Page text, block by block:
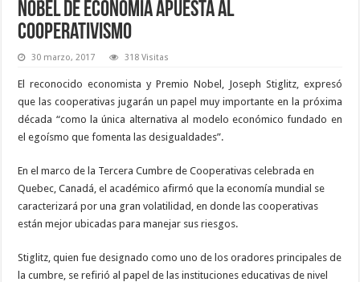
Nobel de economía apuesta al
cooperativismo
30 marzo, 2017 318 Visitas
El reconocido economista y Premio Nobel, Joseph Stiglitz, expresó
que las cooperativas jugarán un papel muy importante en la próxima
década “como la única alternativa al modelo económico fundado en
el egoísmo que fomenta las desigualdades”.
En el marco de la Tercera Cumbre de Cooperativas celebrada en
Quebec, Canadá, el académico afirmó que la economía mundial se
caracterizará por una gran volatilidad, en donde las cooperativas
están mejor ubicadas para manejar sus riesgos.
Stiglitz, quien fue designado como uno de los oradores principales de
la cumbre, se refirió al papel de las instituciones educativas de nivel